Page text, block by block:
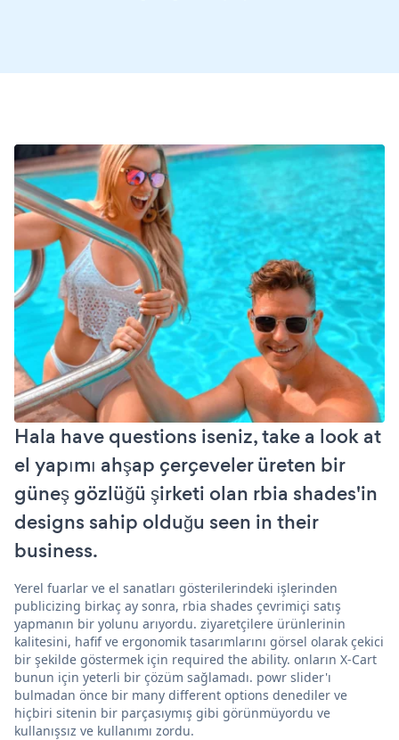
Hala have questions iseniz, take a look at
el yapımı ahşap çerçeveler üreten bir
güneş gözlüğü şirketi olan rbia shades'in
designs sahip olduğu seen in their
business.
Yerel fuarlar ve el sanatları gösterilerindeki işlerinden
publicizing birkaç ay sonra, rbia shades çevrimiçi satış
yapmanın bir yolunu arıyordu. ziyaretçilere ürünlerinin
kalitesini, hafif ve ergonomik tasarımlarını görsel olarak çekici
bir şekilde göstermek için required the ability. onların X-Cart
bunun için yeterli bir çözüm sağlamadı. powr slider'ı
bulmadan önce bir many different options denediler ve
hiçbiri sitenin bir parçasıymış gibi görünmüyordu ve
kullanışsız ve kullanımı zordu.